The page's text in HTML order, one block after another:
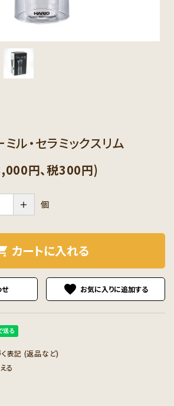
ル・セラミックスリム
円、税300円)
＋ 個
カートに入れる
favorite
表記 (返品など)
る